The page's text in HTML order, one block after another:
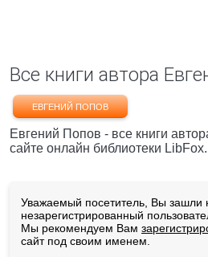
Все книги автора
ЕВГЕНИЙ ПОПОВ
Евгений Попов - все книги
сайте онлайн библиотеки LibFox.
Уважаемый посетитель, Вы зашли
незарегистрированный
Мы рекомендуем Вам
сайт под своим именем.